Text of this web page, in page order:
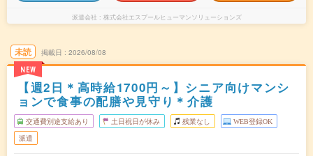
派遣会社 株式会社エスプールヒューマンソリューションズ
未読
NEW
掲載日 2026/08/08
【週2日＊高時給1700円～】シニア向けマンシ
ョンで食事の配膳や見守り＊介護
交通費別途支給あり 土日祝日が休み 残業なし WEB登録OK
派遣